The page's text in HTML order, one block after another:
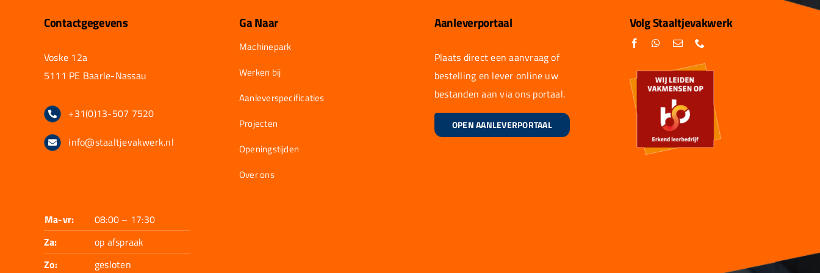
Contactgegevens
Voske 12a
5111 PE Baarle-Nassau
+31(0)13-507 7520
info@staaltjevakwerk.nl
Ma-vr:
08:00 – 17:30
Za:
op afspraak
Zo:
gesloten
Ga Naar
Machinepark
Werken bij
Aanleverspecificaties
Projecten
Openingstijden
Over ons
Aanleverportaal
Plaats direct een aanvraag of
bestelling en lever online uw
bestanden aan via ons portaal.
OPEN AANLEVERPORTAAL
Volg Staaltjevakwerk